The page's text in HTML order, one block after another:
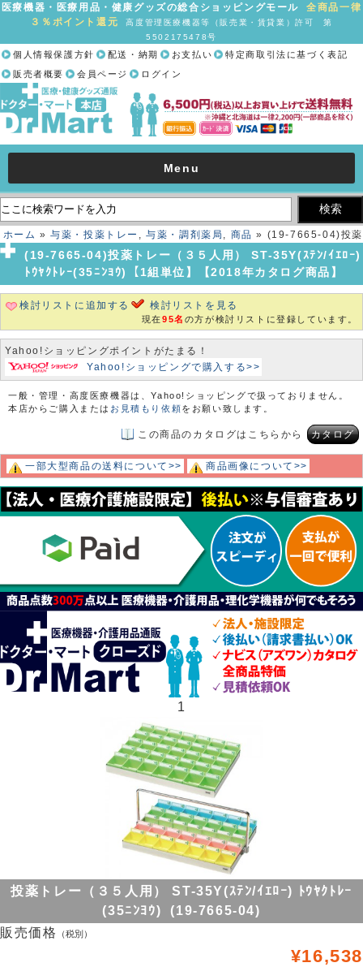
医療機器・医療用品・健康グッズの総合ショッピングモール全商品一律
３％ポイント還元
高度管理医療機器等（販売業・賃貸業）許可 第
5502175478号
個人情報保護方針 配送・納期 お支払い
特定商取引法に基づく表記
販売者概要
会員ページ ログイン
Menu
ホーム »与薬・投薬トレー ,与薬・調剤薬局 , 商品 » (19-7665-04)投薬
トレー（３５人用） ST-35Y(ｽﾃﾝ/ｲｴﾛｰ) ﾄｳﾔｸﾄﾚｰ(35ﾆﾝﾖｳ)【1組単位】
【2018年カタログ商品】
(19-7665-04)投薬トレー（３５人用） ST-35Y(ｽﾃﾝ/ｲｴﾛｰ)
ﾄｳﾔｸﾄﾚｰ(35ﾆﾝﾖｳ)【1組単位】【2018年カタログ商品】
検討リストに追加する 検討リストを見る
現在95名 の方が検討リストに登録しています。
Yahoo!ショッピングポイントがたまる！
Yahoo!ショッピングで購入する>>
一般・管理・高度医療機器は、Yahoo!ショッピングで扱っておりません。
本店からご購入または お見積もり依頼をお願い致します。
この商品のカタログはこちらから カタログ
一部大型商品の送料について>> 商品画像について>>
1
投薬トレー（３５人用） ST-35Y(ｽﾃﾝ/ｲｴﾛｰ) ﾄｳﾔｸﾄﾚｰ
(35ﾆﾝﾖｳ) (19-7665-04)
販売価格
（税別）
¥16,538